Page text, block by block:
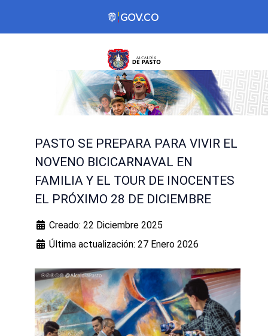
PASTO SE PREPARA PARA VIVIR EL
NOVENO BICICARNAVAL EN
FAMILIA Y EL TOUR DE INOCENTES
EL PRÓXIMO 28 DE DICIEMBRE
Creado: 22 Diciembre 2025
Última actualización: 27 Enero 2026